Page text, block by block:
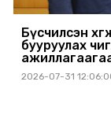
Бүсчилсэн
бууруулах
2026-07-31